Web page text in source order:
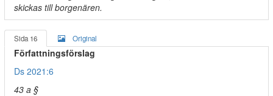
skickas till borgenären.
Sida 16 Original
Författningsförslag
Ds 2021:6
43 a §